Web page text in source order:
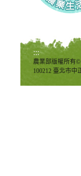
:::
農業部版權所有©
100212 臺北市